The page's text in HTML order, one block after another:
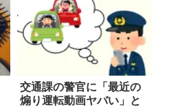
交通課の警官に「最近の
煽り運転動画ヤバい」と